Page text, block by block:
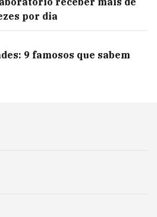
por dia
9 famosos que sabem